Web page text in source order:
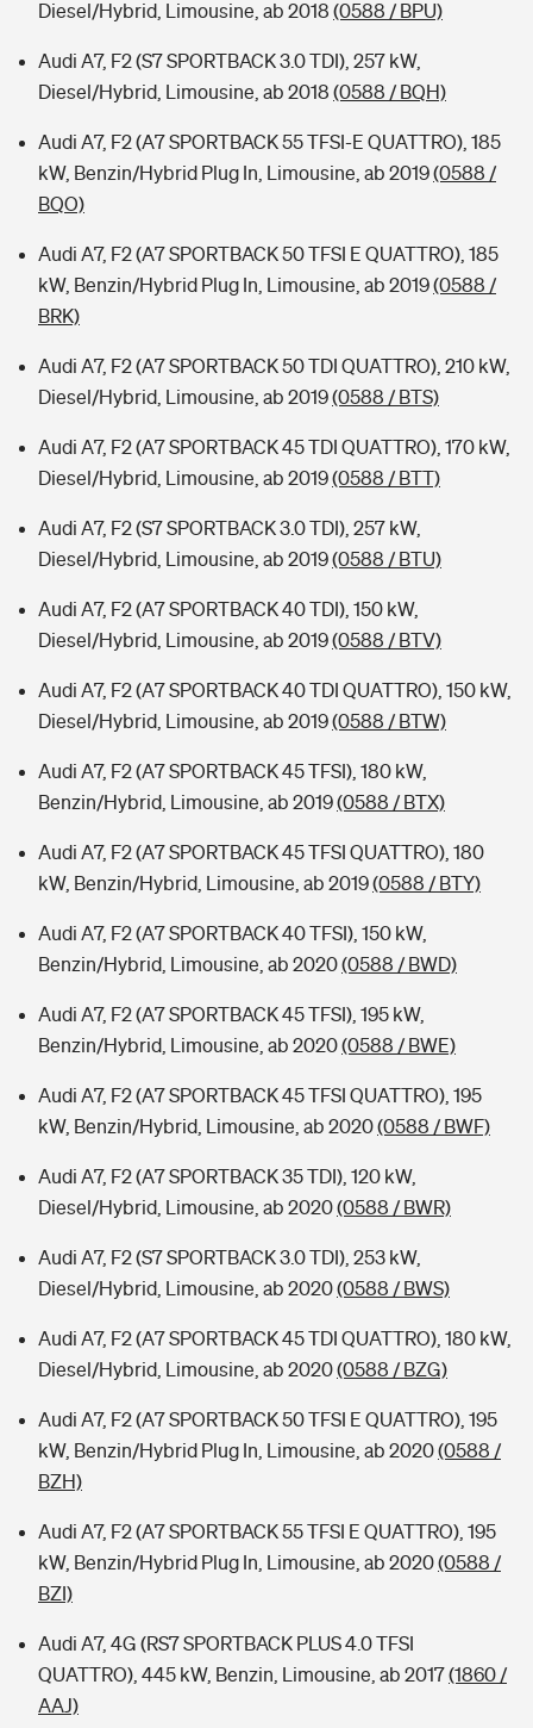
Diesel/Hybrid, Limousine, ab 2018 (0588 / BPU)
Audi A7, F2 (S7 SPORTBACK 3.0 TDI), 257 kW,
Diesel/Hybrid, Limousine, ab 2018 (0588 / BQH)
Audi A7, F2 (A7 SPORTBACK 55 TFSI-E QUATTRO), 185
kW, Benzin/Hybrid Plug In, Limousine, ab 2019(0588 /
BQO)
Audi A7, F2 (A7 SPORTBACK 50 TFSI E QUATTRO), 185
kW, Benzin/Hybrid Plug In, Limousine, ab 2019(0588 /
BRK)
Audi A7, F2 (A7 SPORTBACK 50 TDI QUATTRO), 210 kW,
Diesel/Hybrid, Limousine, ab 2019(0588 / BTS)
Audi A7, F2 (A7 SPORTBACK 45 TDI QUATTRO), 170 kW,
Diesel/Hybrid, Limousine, ab 2019(0588 / BTT)
Audi A7, F2 (S7 SPORTBACK 3.0 TDI), 257 kW,
Diesel/Hybrid, Limousine, ab 2019(0588 / BTU)
Audi A7, F2 (A7 SPORTBACK 40 TDI), 150 kW,
Diesel/Hybrid, Limousine, ab 2019(0588 / BTV)
Audi A7, F2 (A7 SPORTBACK 40 TDI QUATTRO), 150 kW,
Diesel/Hybrid, Limousine, ab 2019(0588 / BTW)
Audi A7, F2 (A7 SPORTBACK 45 TFSI), 180 kW,
Benzin/Hybrid, Limousine, ab 2019(0588 / BTX)
Audi A7, F2 (A7 SPORTBACK 45 TFSI QUATTRO), 180
kW, Benzin/Hybrid, Limousine, ab 2019(0588 / BTY)
Audi A7, F2 (A7 SPORTBACK 40 TFSI), 150 kW,
Benzin/Hybrid, Limousine, ab 2020(0588 / BWD)
Audi A7, F2 (A7 SPORTBACK 45 TFSI), 195 kW,
Benzin/Hybrid, Limousine, ab 2020(0588 / BWE)
Audi A7, F2 (A7 SPORTBACK 45 TFSI QUATTRO), 195
kW, Benzin/Hybrid, Limousine, ab 2020(0588 / BWF)
Audi A7, F2 (A7 SPORTBACK 35 TDI), 120 kW,
Diesel/Hybrid, Limousine, ab 2020(0588 / BWR)
Audi A7, F2 (S7 SPORTBACK 3.0 TDI), 253 kW,
Diesel/Hybrid, Limousine, ab 2020(0588 / BWS)
Audi A7, F2 (A7 SPORTBACK 45 TDI QUATTRO), 180 kW,
Diesel/Hybrid, Limousine, ab 2020(0588 / BZG)
Audi A7, F2 (A7 SPORTBACK 50 TFSI E QUATTRO), 195
kW, Benzin/Hybrid Plug In, Limousine, ab 2020(0588 /
BZH)
Audi A7, F2 (A7 SPORTBACK 55 TFSI E QUATTRO), 195
kW, Benzin/Hybrid Plug In, Limousine, ab 2020(0588 /
BZI)
Audi A7, 4G (RS7 SPORTBACK PLUS 4.0 TFSI
QUATTRO), 445 kW, Benzin, Limousine, ab 2017(1860 /
AAJ)